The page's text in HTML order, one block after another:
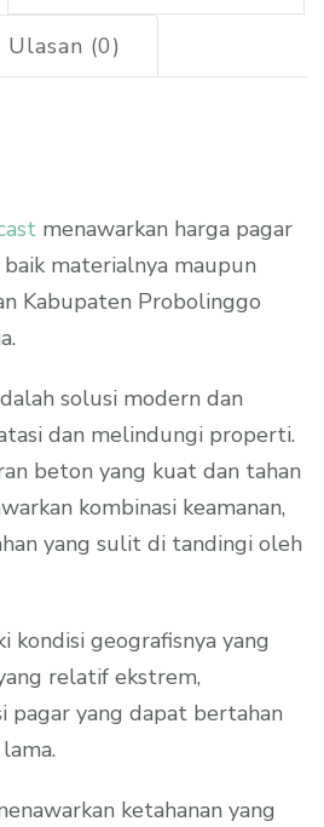
Ulasan (0)
menawarkan harga pagar
materialnya maupun
Kabupaten Probolinggo
solusi modern dan
dan melindungi properti.
beton yang kuat dan tahan
kombinasi keamanan,
yang sulit di tandingi oleh
kondisi geografisnya yang
relatif ekstrem,
pagar yang dapat bertahan
ketahanan yang